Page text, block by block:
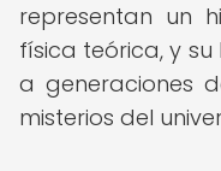
representan un
física teórica, y
a generaciones
misterios del